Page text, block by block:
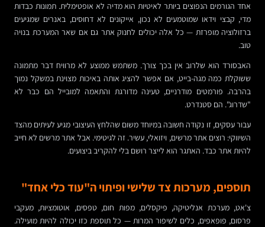
אחד הגורמים הנפוצים ביותר לאיטיות הוא מדיה לא אופטימלית. תמונות כבדות
מדי, קבצי וידאו שמוטמעים לא נכון, אייקונים לא דחוסים, באנרים שמגיעים
ברזולוציה מופרזת — כל אלה יכולים לחנוק אתר גם אם שאר המערכת בנויה
טוב.
האבסורד הוא שלרוב אין בכך צורך. משתמש ממוצע לא מרוויח דבר מתמונה
ששוקלת כמה מגה-בייט, אם אפשר להציג אותה באיכות מצוינת במשקל נמוך
בהרבה. פורמטים מודרניים, טעינה מדורגת והתאמה למובייל הם כבר לא
"שדרוג". הם סטנדרט.
עבור עסקים, זו נקודה חשובה במיוחד משום שהלחץ העיצובי מגיע לעיתים מהצד
השיווקי: רוצים אתר מרשים, ויזואלי, עשיר. זה לגיטימי. אבל אתר מרשים לא חייב
להיות אתר כבד. האתגר הוא לייצר רושם בלי להקריב ביצועים.
תוספים, מערכות צד שלישי ופיתוי ה"עוד כלי אחד"
צ'אט, מערכת אנליטיקה, פיקסלים, מפות חום, טפסים, אוטומציות, מעקבי
פרסום, פופאפים, כלים לשיפור המרות — כל תוספת כזו יכולה להיות מועילה.